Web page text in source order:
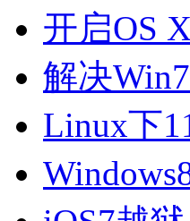
开启OS
解决
Linux下